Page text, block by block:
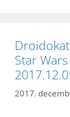
Star
2017.